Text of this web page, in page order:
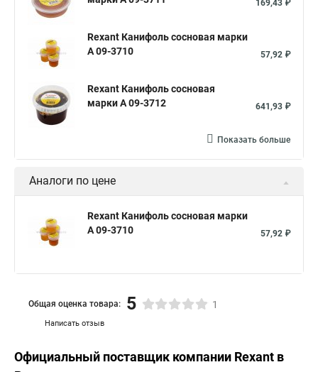
169,43 ₽
Rexant Канифоль сосновая марки
А 09-3710
57,92 ₽
Rexant Канифоль сосновая
марки А 09-3712
641,93 ₽
Показать больше
Аналоги по цене
Rexant Канифоль сосновая марки
А 09-3710
57,92 ₽
Написать отзыв
Общая оценка товара: 5 1
Официальный поставщик компании Rexant в